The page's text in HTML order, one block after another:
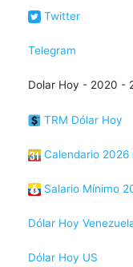
Twitter
Telegram
Dolar Hoy - 2020 -
TRM Dólar Hoy
Calendario 2026
Salario Mínimo
Dólar Hoy
Dólar Hoy US